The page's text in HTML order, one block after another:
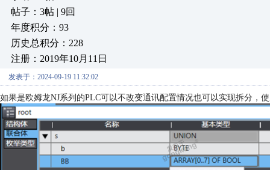
帖子：3帖 | 9回
年度积分：93
历史总积分：228
注册：2019年10月11日
发表于：2024-09-19 11:32:02
如果是欧姆龙NJ系列的PLC可以不改变通讯配置情况也可以实现拆分，